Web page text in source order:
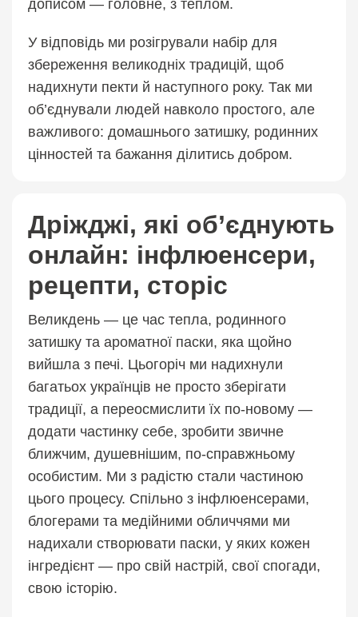
дописом — головне, з теплом.
У відповідь ми розігрували набір для
збереження великодніх традицій, щоб
надихнути пекти й наступного року. Так ми
об’єднували людей навколо простого, але
важливого: домашнього затишку, родинних
цінностей та бажання ділитись добром.
Дріжджі, які об’єднують
онлайн: інфлюенсери,
рецепти, сторіс
Великдень — це час тепла, родинного
затишку та ароматної паски, яка щойно
вийшла з печі. Цьогоріч ми надихнули
багатьох українців не просто зберігати
традиції, а переосмислити їх по-новому —
додати частинку себе, зробити звичне
ближчим, душевнішим, по-справжньому
особистим. Ми з радістю стали частиною
цього процесу. Спільно з інфлюенсерами,
блогерами та медійними обличчями ми
надихали створювати паски, у яких кожен
інгредієнт — про свій настрій, свої спогади,
свою історію.